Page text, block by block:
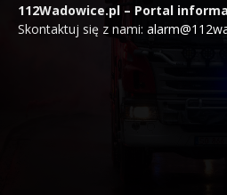
112Wadowice.pl – Portal
Skontaktuj się z nami: